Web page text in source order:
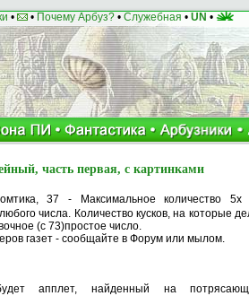
• • Почему Арбуз?• Служебная • UN •
часть первая, с картинками
37 - Максимальное количество 5х
числа. Количество кусков, на которые
(с 73)простое число.
газет - сообщайте в Форум или мылом.
апплет, найденный на